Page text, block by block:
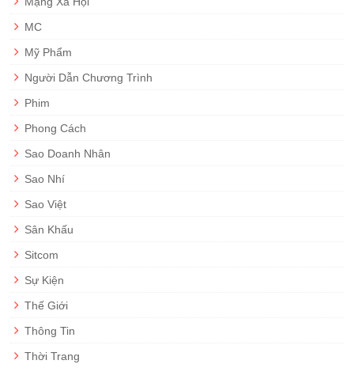
MC
Mỹ Phẩm
Người Dẫn Chương Trình
Phim
Phong Cách
Sao Doanh Nhân
Sao Nhí
Sao Việt
Sân Khấu
Sitcom
Sự Kiện
Thế Giới
Thông Tin
Thời Trang